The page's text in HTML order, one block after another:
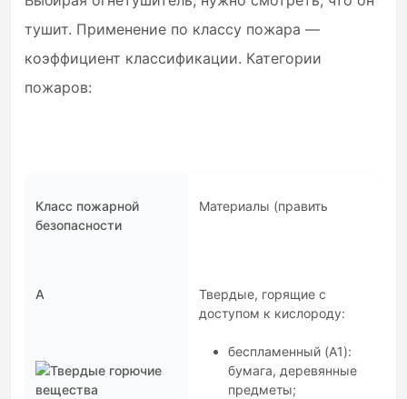
тушит. Применение по классу пожара —
коэффициент классификации. Категории
пожаров:
Класс пожарной
безопасности
Материалы (править
А
Твердые, горящие с
доступом к кислороду:
беспламенный (A1):
бумага, деревянные
предметы;